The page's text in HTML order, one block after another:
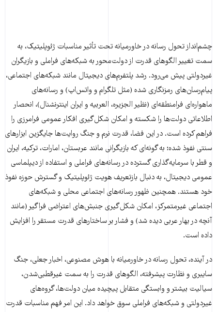
چشم‌انداز تحول رسانه در خاورمیانه تحت تأثیر مناسبات ژئوپلیتیک، به
سمت تغییر الگوهای قدرت از دولت‌محور به شبکه‌های فراملی و بازیگران
غیردولتی پیش می‌رود. رشد پلتفرم‌های دیجیتال مانند شبکه‌های اجتماعی،
پیام‌رسان‌های رمزنگاری شده (مثل تلگرام و واتس‌اپ) و رسانه‌های
ماهواره‌ای فرامنطقه‌ای (نظیر الجزیره، العربیه و ایران اینترنشنال)، انحصار
اطلاعاتی دولت‌ها را شکسته و امکان شکل‌گیری افکار عمومی فرامرزی را
فراهم کرده است. در این فضا، قدرت نرم و جنگ روایت‌ها جایگزین ابزارهای
سنتی نفوذ شده؛ به گونه‌ای که بازیگرانی مانند عربستان، امارات، ترکیه، ایران
و قطر با سرمایه‌گذاری گسترده در رسانه‌های فراملی و استفاده از دیپلماسی
عمومی دیجیتال، به دنبال بازتعریف هویت ژئوپلیتیک و گسترش حوزه نفوذ
خود هستند. همچنین ظهور رسانه‌های اجتماعی محلی و شبکه‌های
اجتماعی غیرمتمرکز، امکان شکل‌گیری جنبش‌های اعتراضی فراگیر (مانند
آنچه در بهار عربی دیده شد) و فشار بر ساختارهای قدرت مستقر را افزایش
داده است.
در آینده، تحول رسانه در خاورمیانه با هوش مصنوعی، اخبار جعلی، جنگ
سایبری و نظارت پیشرفته، الگوهای قدرت را به سمت غیرقطبی‌شدن،
سیالیت بیشتر و وابستگی متقابل پیچیده میان دولت‌ها، گروه‌های
غیردولتی و شبکه‌های فراملی سوق خواهد داد. این امر فهم مناسبات قدرت